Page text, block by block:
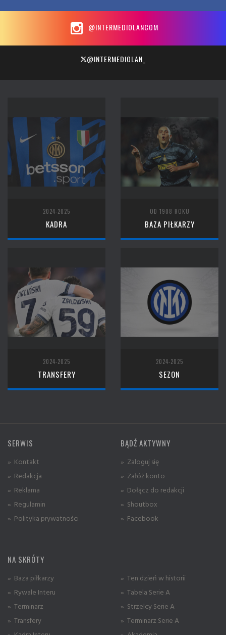
@INTERMEDIOLANCOM
@INTERMEDIOLAN_
2024-2025
KADRA
OD 1908 ROKU
BAZA PIŁKARZY
2024-2025
TRANSFERY
2024-2025
SEZON
SERWIS
» Kontakt
» Redakcja
» Reklama
» Regulamin
» Polityka prywatności
BĄDŹ AKTYWNY
» Zaloguj się
» Załóż konto
» Dołącz do redakcji
» Shoutbox
» Facebook
NA SKRÓTY
» Baza piłkarzy
» Rywale Interu
» Terminarz
» Transfery
» Ten dzień w historii
» Tabela Serie A
» Strzelcy Serie A
» Terminarz Serie A